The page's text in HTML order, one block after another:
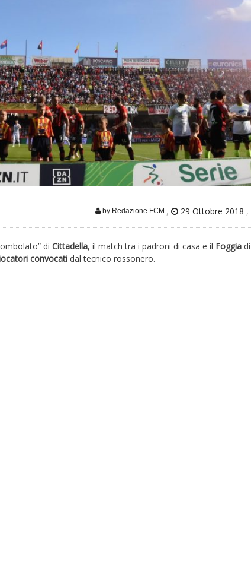
by Redazione FCM , 29 Ottobre 2018 ,
di Cittadella, il match tra i padroni di casa e il Foggia di
convocati dal tecnico rossonero.